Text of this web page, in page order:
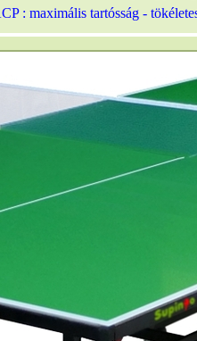
: maximális tartósság -